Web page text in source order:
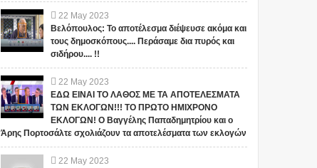
22 May 2023
Βελόπουλος: Το αποτέλεσμα διέψευσε ακόμα και
τους δημοσκόπους.... Περάσαμε δια πυρός και
σιδήρου.... !!
22 May 2023
ΕΔΩ ΕΙΝΑΙ ΤΟ ΛΑΘΟΣ ΜΕ ΤΑ ΑΠΟΤΕΛΕΣΜΑΤΑ
ΤΩΝ ΕΚΛΟΓΩΝ!!! ΤΟ ΠΡΩΤΟ ΗΜΙΧΡΟΝΟ
ΕΚΛΟΓΩΝ! Ο Βαγγέλης Παπαδημητρίου και ο
Άρης Πορτοσάλτε σχολιάζουν τα αποτελέσματα των εκλογών
22 May 2023